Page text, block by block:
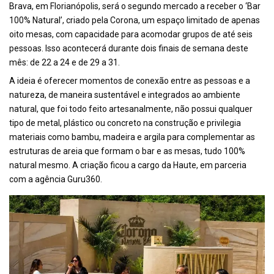
Brava, em Florianópolis, será o segundo mercado a receber o ‘Bar
100% Natural’, criado pela Corona, um espaço limitado de apenas
oito mesas, com capacidade para acomodar grupos de até seis
pessoas. Isso acontecerá durante dois finais de semana deste
mês: de 22 a 24 e de 29 a 31.
A ideia é oferecer momentos de conexão entre as pessoas e a
natureza, de maneira sustentável e integrados ao ambiente
natural, que foi todo feito artesanalmente, não possui qualquer
tipo de metal, plástico ou concreto na construção e privilegia
materiais como bambu, madeira e argila para complementar as
estruturas de areia que formam o bar e as mesas, tudo 100%
natural mesmo. A criação ficou a cargo da Haute, em parceria
com a agência Guru360.